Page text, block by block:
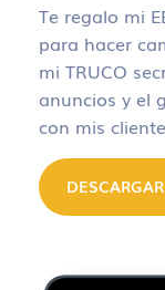
Te regalo mi
para hacer
mi TRUCO
anuncios y el
con mis